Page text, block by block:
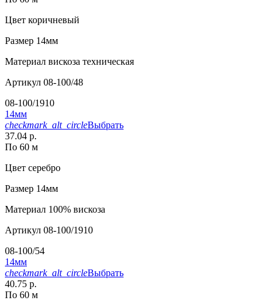
Цвет коричневый
Размер 14мм
Материал вискоза техническая
Артикул 08-100/48
08-100/1910
14мм
checkmark_alt_circleВыбрать
37.04 р.
По 60 м
Цвет серебро
Размер 14мм
Материал 100% вискоза
Артикул 08-100/1910
08-100/54
14мм
checkmark_alt_circleВыбрать
40.75 р.
По 60 м